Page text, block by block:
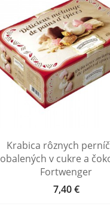
Krabica rôznych
obalených v cukre a
Fortwenger
Cena
7,40 €